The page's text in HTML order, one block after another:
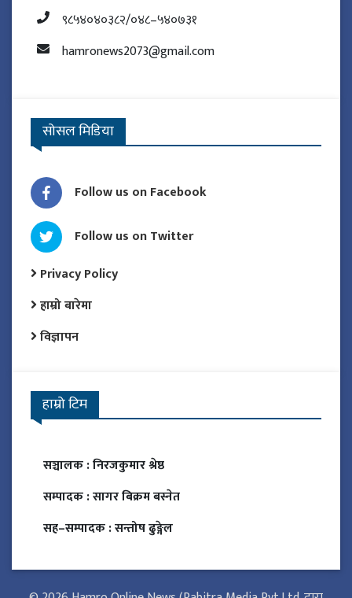
९८५४०४०३८२/०४८–५४०७३१
hamronews2073@gmail.com
सोसल मिडिया
Follow us on Facebook
Follow us on Twitter
Privacy Policy
हाम्रो बारेमा
विज्ञापन
हाम्रो टिम
सञ्चालक :निरजकुमार श्रेष्ठ
सम्पादक :सागर बिक्रम बस्नेत
सह–सम्पादक :सन्तोष ढुङ्गेल